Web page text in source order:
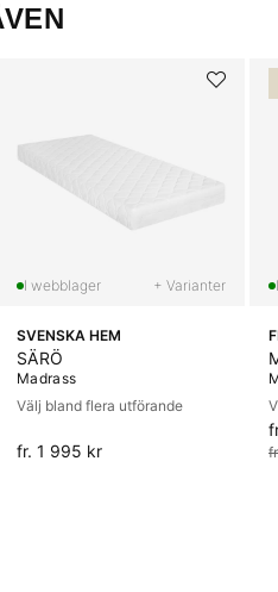
+ Varianter
SVENSKA HEM
SÄRÖ
Madrass
Välj bland flera utförande
fr. 1 995 kr